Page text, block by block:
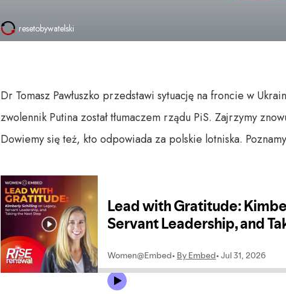
resetobywatelski
Dr Tomasz Pawłuszko przedstawi sytuację na froncie w
zwolennik Putina został tłumaczem rządu PiS. Zajrzymy
Dowiemy się też, kto odpowiada za polskie lotniska.